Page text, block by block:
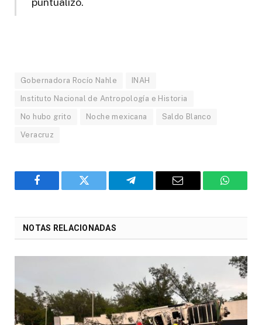
Gobernadora Rocío Nahle INAH
Instituto Nacional de Antropología e Historia
No hubo grito Noche mexicana Saldo Blanco
Veracruz
Facebook Twitter Telegram Email
NOTAS RELACIONADAS